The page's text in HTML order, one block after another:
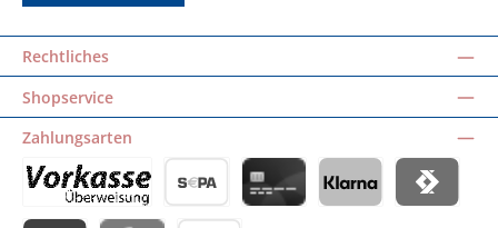
Rechtliches
Shopservice
Zahlungsarten
Vorkasse Vorabüberweisung